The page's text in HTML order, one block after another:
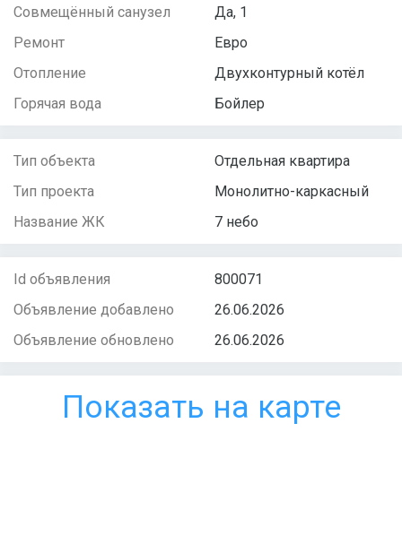
Совмещённый санузел
Да, 1
Ремонт
Евро
Отопление
Двухконтурный котёл
Горячая вода
Бойлер
Тип объекта
Отдельная квартира
Тип проекта
Монолитно-каркасный
Название ЖК
7 небо
Id объявления
800071
Объявление добавлено
26.06.2026
Объявление обновлено
26.06.2026
Показать на карте